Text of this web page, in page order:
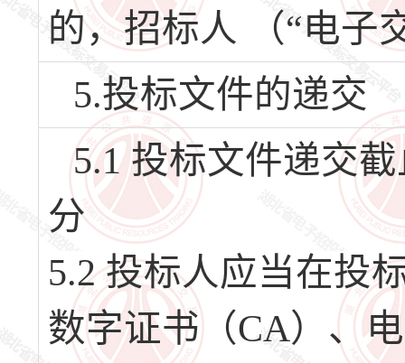
的，招标人 （“电子
5.投标文件的递交
5.1 投标文件递交
分
5.2 投标人应当在投
数字证书（CA）、